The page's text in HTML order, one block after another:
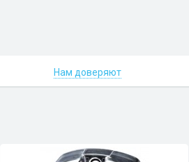
Нам доверяют